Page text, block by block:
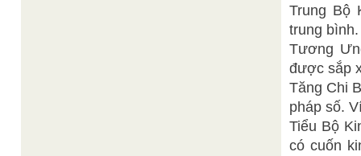
Trung Bộ
trung bình.
Tương
được sắp
Tăng Chi
pháp số.
Tiểu Bộ
có cuốn